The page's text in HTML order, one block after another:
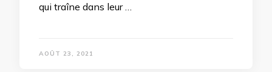
qui traîne dans leur …
AOÛT 23, 2021